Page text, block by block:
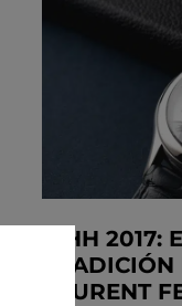
SIHH 2017:
LAURENT